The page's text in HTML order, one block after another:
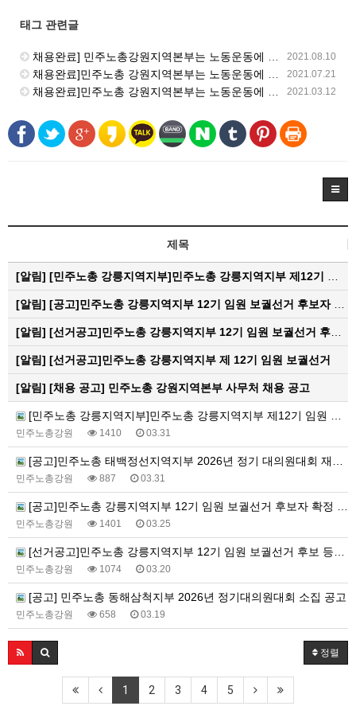
태그 관련글
2021.08.10
채용완료] 민주노총강원지역본부는 노동운동에 대한 열정을 가지고 함께할 동지를 모집합니다.
2021.07.21
채용완료]민주노총 강원지역본부는 노동운동에 대한 열정을 가지고 함께할 동지를 모집합니다.
2021.03.12
채용완료]민주노총 강원지역본부는 노동운동에 대한 열정을 가지고 함께할 동지를 모집합니다.
제목
[알림] [민주노총 강릉지역지부]민주노총 강릉지역지부 제12기 임원 보궐선거결과 공고
[알림] [공고]민주노총 강릉지역지부 12기 임원 보궐선거 후보자 확정 공고
[알림] [선거공고]민주노총 강릉지역지부 12기 임원 보궐선거 후보 등록 기간 연장 공고
[알림] [선거공고]민주노총 강릉지역지부 제 12기 임원 보궐선거
[알림] [채용 공고] 민주노총 강원지역본부 사무처 채용 공고
[민주노총 강릉지역지부]민주노총 강릉지역지부 제12기 임원 보궐선거결과 공고
민주노총강원 1410 03.31
[공고]민주노총 태백정선지역지부 2026년 정기 대의원대회 재소집 건
민주노총강원 887 03.31
[공고]민주노총 강릉지역지부 12기 임원 보궐선거 후보자 확정 공고
민주노총강원 1401 03.25
[선거공고]민주노총 강릉지역지부 12기 임원 보궐선거 후보 등록 기간 연장 공고
민주노총강원 1074 03.20
[공고] 민주노총 동해삼척지부 2026년 정기대의원대회 소집 공고
민주노총강원 658 03.19
정렬
1 2 3 4 5